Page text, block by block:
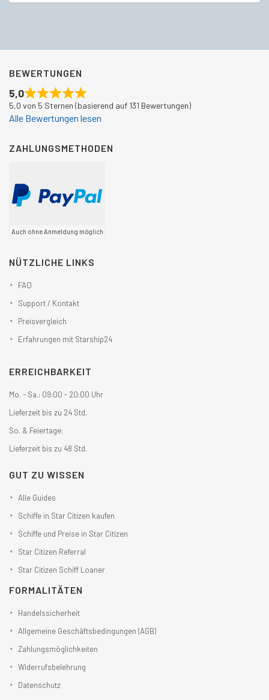
BEWERTUNGEN
5,0
5,0 von 5 Sternen (basierend auf 131 Bewertungen)
Alle Bewertungen lesen
ZAHLUNGSMETHODEN
Auch ohne Anmeldung möglich
NÜTZLICHE LINKS
FAQ
Support / Kontakt
Preisvergleich
Erfahrungen mit Starship24
ERREICHBARKEIT
Mo. - Sa.: 09:00 - 20:00 Uhr
Lieferzeit bis zu 24 Std.
So. & Feiertage:
Lieferzeit bis zu 48 Std.
GUT ZU WISSEN
Alle Guides
Schiffe in Star Citizen kaufen
Schiffe und Preise in Star Citizen
Star Citizen Referral
Star Citizen Schiff Loaner
FORMALITÄTEN
Handelssicherheit
Allgemeine Geschäftsbedingungen (AGB)
Zahlungsmöglichkeiten
Widerrufsbelehrung
Datenschutz